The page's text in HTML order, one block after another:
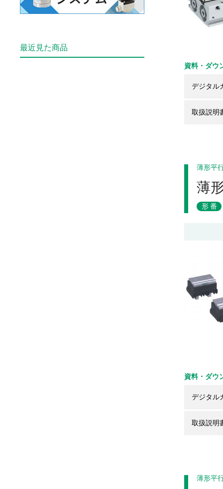
資料・ダウ
デジタル
取扱説明
薄形平
薄
形番
資料・ダウ
デジタル
取扱説明
薄形平
最近見た商品